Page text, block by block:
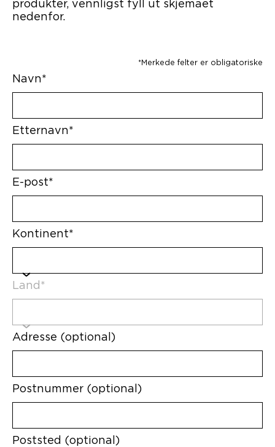
produkter, vennligst fyll ut skjemaet
nedenfor.
*Merkede felter er obligatoriske
Navn*
Etternavn*
E-post*
Kontinent*
Land*
Adresse (optional)
Postnummer (optional)
Poststed (optional)